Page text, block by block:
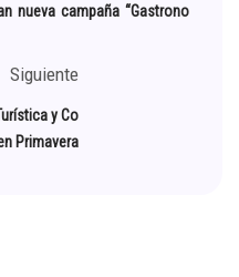
nueva campaña “Gastrono
Siguiente
y Co
Primavera